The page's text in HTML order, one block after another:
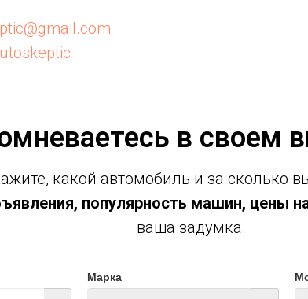
в своем
какой автомобиль и за сколько
популярность машин, цены
ваша задумка.
Марка